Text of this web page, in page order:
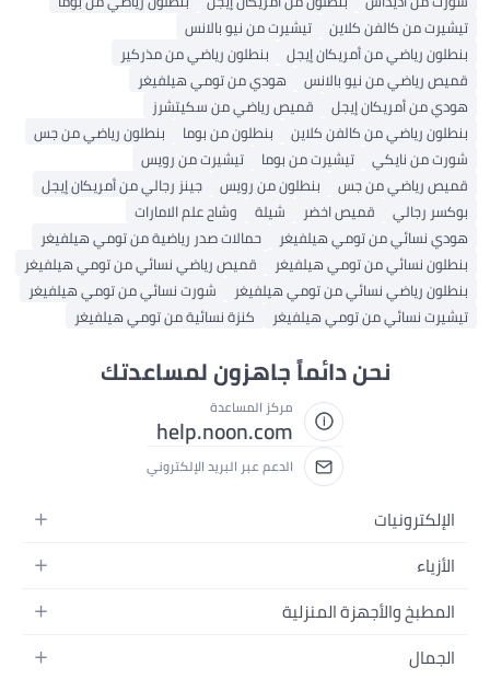
تيشيرت من كالفن كلاين
تيشيرت من نيو بالانس
بنطلون رياضي من أمريكان إيجل
بنطلون رياضي من مذركير
قميص رياضي من نيو بالانس
هودي من تومي هيلفيغر
هودي من أمريكان إيجل
قميص رياضي من سكيتشرز
بنطلون رياضي من كالفن كلاين
بنطلون من بوما
بنطلون رياضي من جس
شورت من نايكي
تيشيرت من بوما
تيشيرت من رويس
قميص رياضي من جس
بنطلون من رويس
جينز رجالي من أمريكان إيجل
بوكسر رجالي
قميص اخضر شيلة
وشاح علم الامارات
هودي نسائي من تومي هيلفيغر
حمالات صدر رياضية من تومي هيلفيغر
بنطلون نسائي من تومي هيلفيغر
قميص رياضي نسائي من تومي هيلفيغر
بنطلون رياضي نسائي من تومي هيلفيغر
شورت نسائي من تومي هيلفيغر
تيشيرت نسائي من تومي هيلفيغر
كنزة نسائية من تومي هيلفيغر
نحن دائماً جاهزون لمساعدتك
مركز المساعدة
help.noon.com
الدعم عبر البريد الإلكتروني
الإلكترونيات
الجوالات
اللابتوبات
الأجهزة المنزلية
الأزياء
أزياء نسائية
أزياء البنات
المطبخ والأجهزة المنزلية
الحمام
الجمال